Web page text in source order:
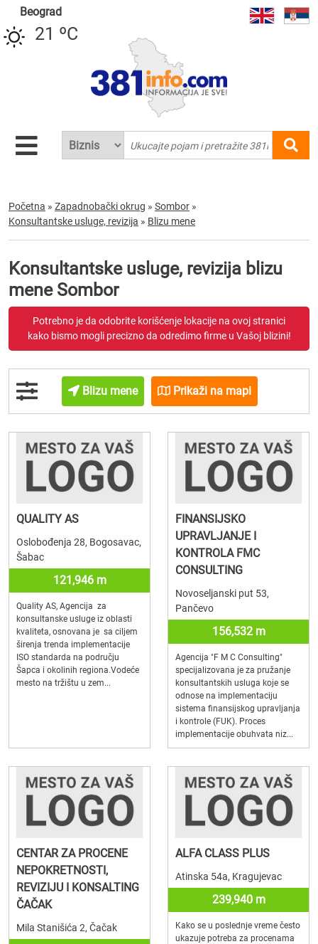
Beograd
21 ºC
Početna » Zapadnobački okrug » Sombor »
Konsultantske usluge, revizija » Blizu mene
Konsultantske usluge, revizija blizu
mene Sombor
Potrebno je da odobrite korišćenje lokacije na ovoj stranici
kako bismo mogli precizno da odredimo firme u Vašoj blizini!
Blizu mene Prikaži na mapi
QUALITY AS
Oslobođenja 28, Bogosavac,
Šabac
121,946 m
Quality AS, Agencija za
konsultanske usluge iz oblasti
kvaliteta, osnovana je sa ciljem
širenja trenda implementacije
ISO standarda na području
Šapca i okolinih regiona.Vodeće
mesto na tržištu u zem...
FINANSIJSKO
UPRAVLJANJE I
KONTROLA FMC
CONSULTING
Novoseljanski put 53,
Pančevo
156,532 m
Agencija "F M C Consulting"
specijalizovana je za pružanje
konsultantskih usluga koje se
odnose na implementaciju
sistema finansijskog upravljanja
i kontrole (FUK). Proces
implementacije obuhvata niz...
CENTAR ZA PROCENE
NEPOKRETNOSTI,
REVIZIJU I KONSALTING
ČAČAK
Mila Stanišića 2, Čačak
ALFA CLASS PLUS
Atinska 54a, Kragujevac
239,940 m
Kako se u poslednje vreme često
ukazuje potreba za procenama